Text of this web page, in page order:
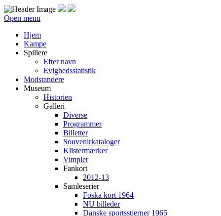
Open menu
Hjem
Kampe
Spillere
Efter navn
Evighedsstatistik
Modstandere
Museum
Historien
Galleri
Diverse
Programmer
Billetter
Souvenirkataloger
Klistermærker
Vimpler
Fankort
2012-13
Samleserier
Foska kort 1964
NU billeder
Danske sportsstjerner 1965